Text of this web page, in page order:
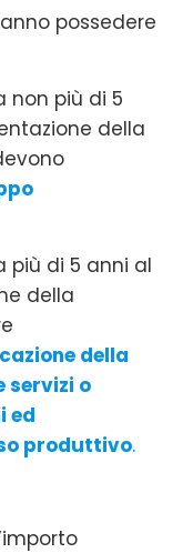
possedere
non più di 5
della
più di 5 anni al
della
della
servizi o
ed
produttivo.